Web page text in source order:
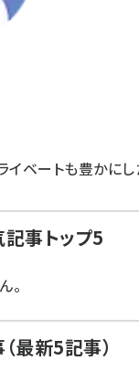
ベートも豊かにし
事トップ5
。
最新5記事）